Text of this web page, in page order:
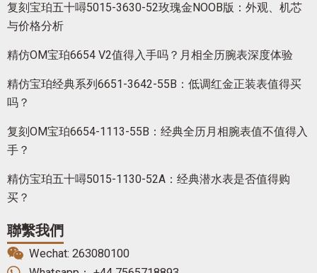
复刻宝珀五十噚5015-3630-52玫瑰金NOOB版：外观、机芯
与价格分析
精仿OM宝珀6654 V2值得入手吗？月相全历腕表深度体验
精仿宝珀经典系列6651-3642-55B：低调红金正装表值得买
吗？
复刻OM宝珀6654-1113-55B：经典全历月相腕表值不值得入
手？
精仿宝珀五十噚5015-1130-52A：经典潜水表是否值得购
买？
聯繫我們
Wechat: 263080100